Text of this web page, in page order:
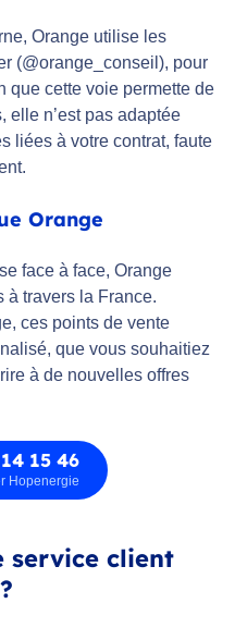
Orange utilise les
(@orange_conseil), pour
que cette voie permette de
elle n’est pas adaptée
liées à votre contrat, faute
Orange
face à face, Orange
à travers la France.
ces points de vente
que vous souhaitiez
à de nouvelles offres
15 46
Hopenergie
service client